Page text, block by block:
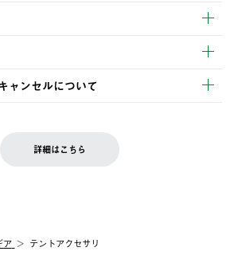
でお支払いいただけます。
り2営業日以内に商品を発送いたします。
ませんので、木曜日以降のご注文は週明け
ざいます。
す。
かる送料は、お客様ご負担とさせていただ
品いただき、ご希望商品を再注文してくだ
ャンセルについて
の方は、会員マイページ内 購入履歴画面に
詳細はこちら
ア テントアクセサリ